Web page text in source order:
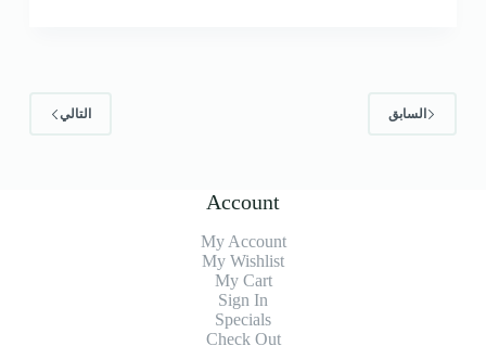
السابق التالي
Account
My Account
My Wishlist
My Cart
Sign In
Specials
Check Out